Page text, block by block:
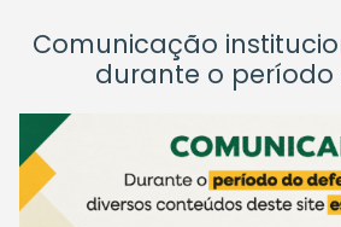
Comunicação
durante o período